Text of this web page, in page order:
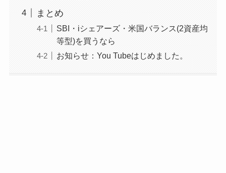
まとめ
SBI・iシェアーズ・米国バランス(2資産均
等型)を買うなら
お知らせ：You Tubeはじめました。